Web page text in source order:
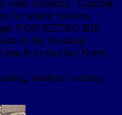
seine Sendung "Gaming-
In seinen Streams
VON RETRO BIS
in die Sendung
er nun bei Nerds
modern Gaming